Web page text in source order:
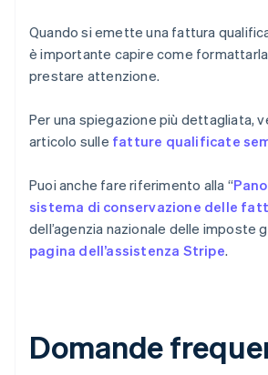
Quando si emette una fattura
è importante capire come
prestare attenzione.
Per una spiegazione più dettagliata,
articolo sulle fatture qualificate
Puoi anche fare riferimento alla “
sistema di conservazione delle
dell’agenzia nazionale delle imposte
pagina dell’assistenza Stripe.
Domande